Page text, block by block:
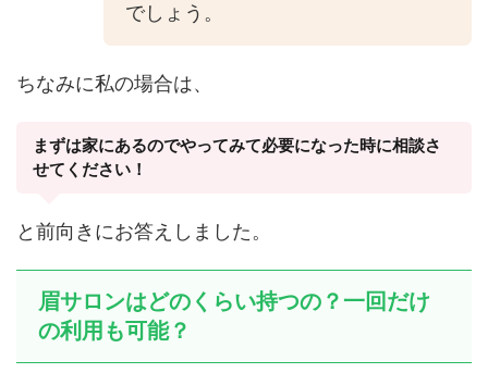
でしょう。
ちなみに私の場合は、
まずは家にあるのでやってみて必要になった時に相談さ
せてください！
と前向きにお答えしました。
眉サロンはどのくらい持つの？一回だけ
の利用も可能？